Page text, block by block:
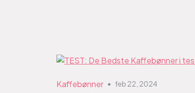
Kaffebønner ● feb 22, 2024